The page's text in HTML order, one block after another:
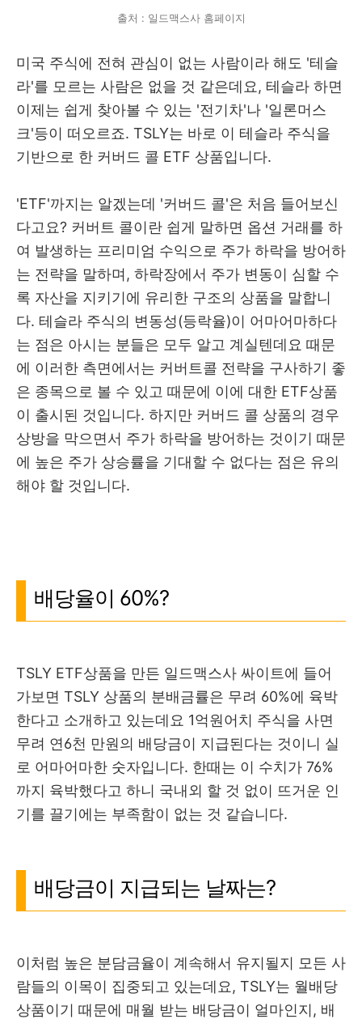
출처 : 일드맥스사 홈페이지
미국 주식에 전혀 관심이 없는 사람이라 해도 '테슬
라'를 모르는 사람은 없을 것 같은데요, 테슬라 하면
이제는 쉽게 찾아볼 수 있는 '전기차'나 '일론머스
크'등이 떠오르죠. TSLY는 바로 이 테슬라 주식을
기반으로 한 커버드 콜 ETF 상품입니다.
'ETF'까지는 알겠는데 '커버드 콜'은 처음 들어보신
다고요? 커버트 콜이란 쉽게 말하면 옵션 거래를 하
여 발생하는 프리미엄 수익으로 주가 하락을 방어하
는 전략을 말하며, 하락장에서 주가 변동이 심할 수
록 자산을 지키기에 유리한 구조의 상품을 말합니
다. 테슬라 주식의 변동성(등락율)이 어마어마하다
는 점은 아시는 분들은 모두 알고 계실텐데요 때문
에 이러한 측면에서는 커버트콜 전략을 구사하기 좋
은 종목으로 볼 수 있고 때문에 이에 대한 ETF상품
이 출시된 것입니다. 하지만 커버드 콜 상품의 경우
상방을 막으면서 주가 하락을 방어하는 것이기 때문
에 높은 주가 상승률을 기대할 수 없다는 점은 유의
해야 할 것입니다.
배당율이 60%?
TSLY ETF상품을 만든 일드맥스사 싸이트에 들어
가보면 TSLY 상품의 분배금률은 무려 60%에 육박
한다고 소개하고 있는데요 1억원어치 주식을 사면
무려 연6천 만원의 배당금이 지급된다는 것이니 실
로 어마어마한 숫자입니다. 한때는 이 수치가 76%
까지 육박했다고 하니 국내외 할 것 없이 뜨거운 인
기를 끌기에는 부족함이 없는 것 같습니다.
배당금이 지급되는 날짜는?
이처럼 높은 분담금율이 계속해서 유지될지 모든 사
람들의 이목이 집중되고 있는데요, TSLY는 월배당
상품이기 때문에 매월 받는 배당금이 얼마인지, 배